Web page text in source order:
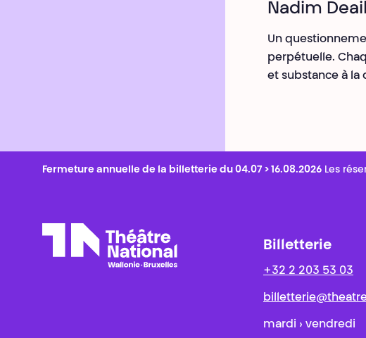
Nadim
Un
perpétuelle.
et substance à la
Fermeture annuelle de la billetterie du 04.07 > 16.08.2026 Les
Billetterie
+32 2 203 53 03
mardi › vendredi